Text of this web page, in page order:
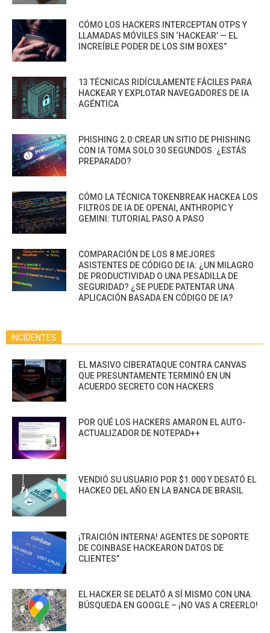
CÓMO LOS HACKERS INTERCEPTAN OTPS Y
LLAMADAS MÓVILES SIN ‘HACKEAR’ — EL
INCREÍBLE PODER DE LOS SIM BOXES”
13 TÉCNICAS RIDÍCULAMENTE FÁCILES PARA
HACKEAR Y EXPLOTAR NAVEGADORES DE IA
AGÉNTICA
PHISHING 2.0:CREAR UN SITIO DE PHISHING
CON IA TOMA SOLO 30 SEGUNDOS. ¿ESTÁS
PREPARADO?
CÓMO LA TÉCNICA TOKENBREAK HACKEA LOS
FILTROS DE IA DE OPENAI, ANTHROPIC Y
GEMINI: TUTORIAL PASO A PASO
COMPARACIÓN DE LOS 8 MEJORES
ASISTENTES DE CÓDIGO DE IA: ¿UN MILAGRO
DE PRODUCTIVIDAD O UNA PESADILLA DE
SEGURIDAD? ¿SE PUEDE PATENTAR UNA
APLICACIÓN BASADA EN CÓDIGO DE IA?
INCIDENTES
EL MASIVO CIBERATAQUE CONTRA CANVAS
QUE PRESUNTAMENTE TERMINÓ EN UN
ACUERDO SECRETO CON HACKERS
POR QUÉ LOS HACKERS AMARON EL AUTO-
ACTUALIZADOR DE NOTEPAD++
VENDIÓ SU USUARIO POR $1.000 Y DESATÓ EL
HACKEO DEL AÑO EN LA BANCA DE BRASIL
¡TRAICIÓN INTERNA! AGENTES DE SOPORTE
DE COINBASE HACKEARON DATOS DE
CLIENTES”
EL HACKER SE DELATÓ A SÍ MISMO CON UNA
BÚSQUEDA EN GOOGLE – ¡NO VAS A CREERLO!